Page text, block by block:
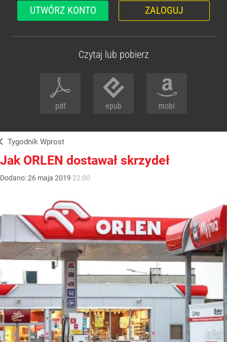
UTWÓRZ KONTO ZALOGUJ
Czytaj lub pobierz
pdf epub mobi
Tygodnik Wprost
Jak ORLEN dostawał skrzydeł
Dodano:26 maja 2019 22:00